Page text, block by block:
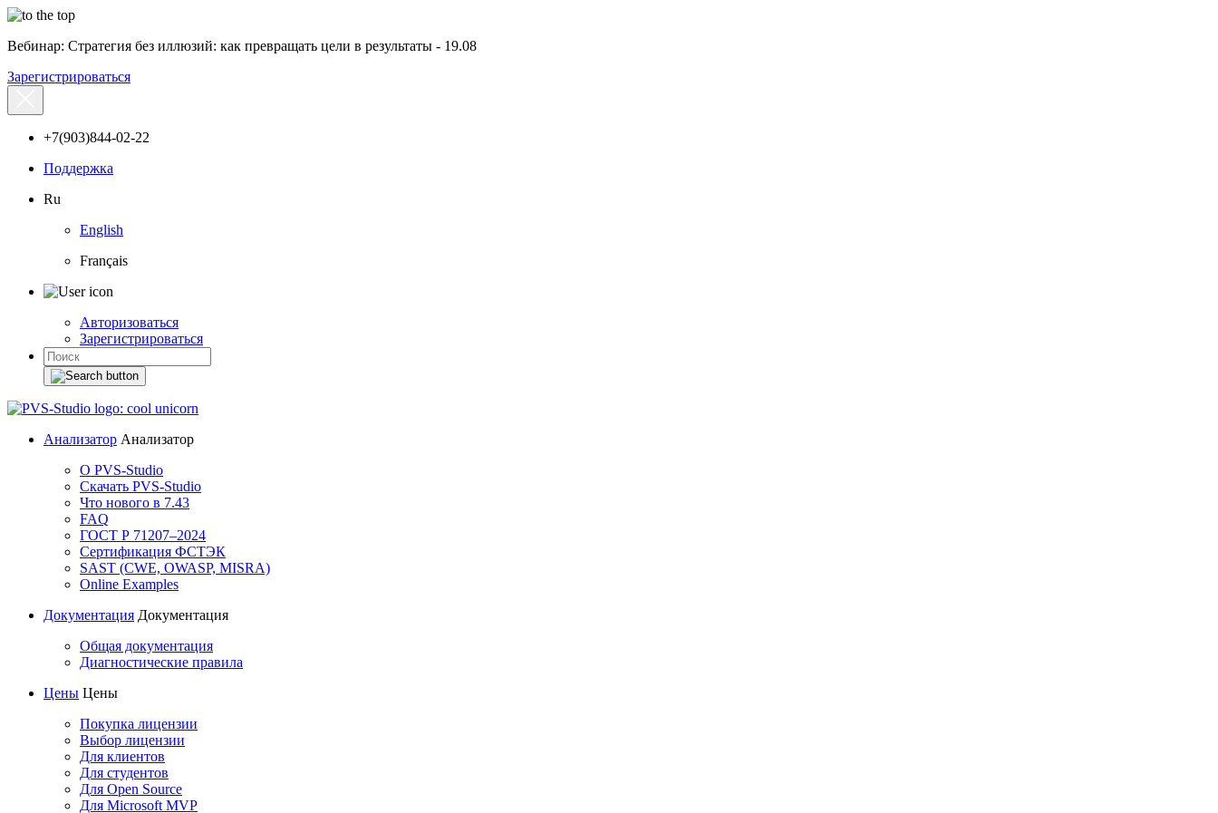
Вебинар: Стратегия без иллюзий: как превращать цели в результаты - 19.08
Зарегистрироваться
+7(903)844-02-22
Поддержка
Ru
English
Français
Авторизоваться
Зарегистрироваться
Анализатор Анализатор
О PVS-Studio
Скачать PVS-Studio
Что нового в 7.43
FAQ
ГОСТ Р 71207–2024
Сертификация ФСТЭК
SAST (CWE, OWASP, MISRA)
Online Examples
Документация Документация
Общая документация
Диагностические правила
Цены Цены
Покупка лицензии
Выбор лицензии
Для клиентов
Для студентов
Для Open Source
Для Microsoft MVP